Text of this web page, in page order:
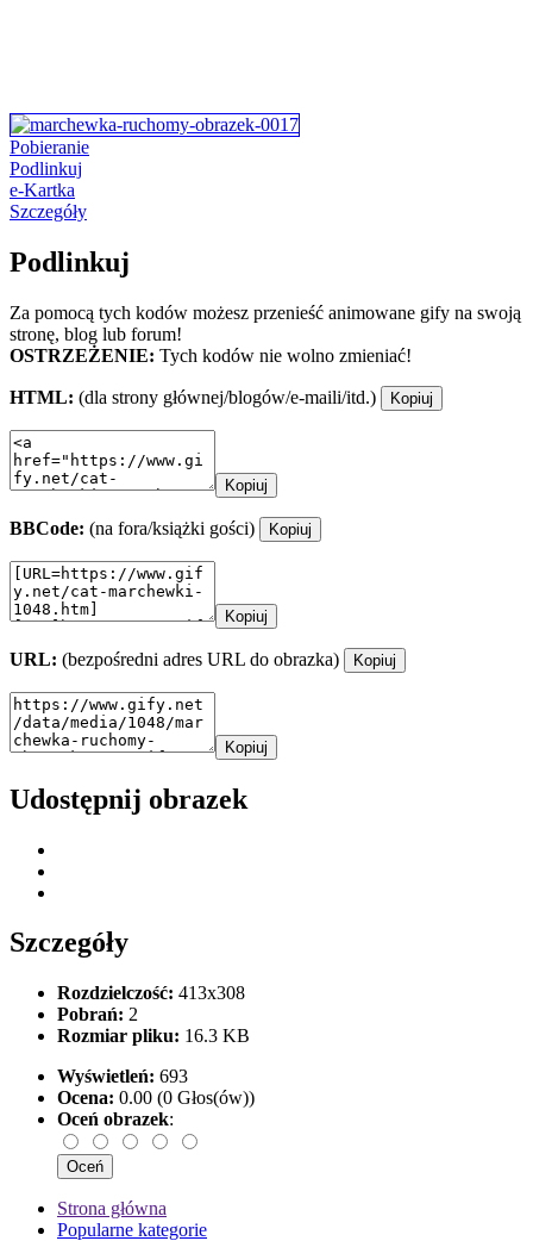
Pobieranie
Podlinkuj
e-Kartka
Szczegóły
Podlinkuj
Za pomocą tych kodów możesz przenieść animowane gify na swoją
stronę, blog lub forum!
OSTRZEŻENIE: Tych kodów nie wolno zmieniać!
HTML: (dla strony głównej/blogów/e-maili/itd.) Kopiuj
Kopiuj
BBCode: (na fora/książki gości) Kopiuj
Kopiuj
URL: (bezpośredni adres URL do obrazka) Kopiuj
Kopiuj
Udostępnij obrazek
Szczegóły
Rozdzielczość: 413x308
Pobrań: 2
Rozmiar pliku: 16.3 KB
Wyświetleń: 693
Ocena: 0.00 (0 Głos(ów))
Oceń obrazek:
Strona główna
Popularne kategorie